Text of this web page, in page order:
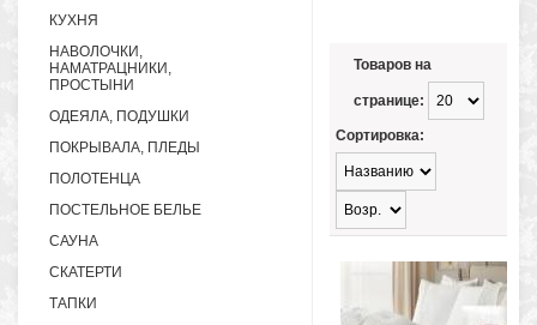
КУХНЯ
НАВОЛОЧКИ,
НАМАТРАЦНИКИ,
ПРОСТЫНИ
ОДЕЯЛА, ПОДУШКИ
ПОКРЫВАЛА, ПЛЕДЫ
ПОЛОТЕНЦА
ПОСТЕЛЬНОЕ БЕЛЬЕ
САУНА
СКАТЕРТИ
ТАПКИ
Товаров на
странице:
Сортировка: